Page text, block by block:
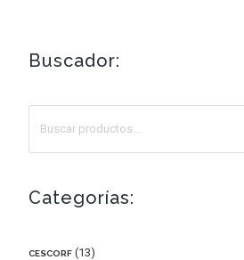
Buscador:
Categorías:
CESCORF 13